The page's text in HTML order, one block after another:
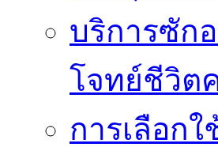
บริการซัก
โจทย์ชีวิต
การเลือกใ